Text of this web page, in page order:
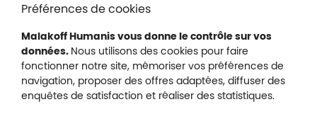
Liens en bas de page
Accessibilité : partiellement conforme
Protection des données
Nous contacter
Plan du site
Gestion des cookies
Préférences de cookies
Malakoff Humanis vous donne le contrôle sur vos
données. Nous utilisons des cookies pour faire
fonctionner notre site, mémoriser vos préférences de
navigation, proposer des offres adaptées, diffuser des
enquêtes de satisfaction et réaliser des statistiques.